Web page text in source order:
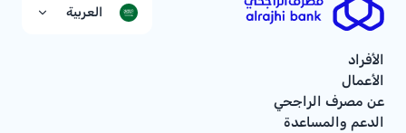
العربية
الأفراد
الأعمال
عن مصرف الراجحي
الدعم والمساعدة